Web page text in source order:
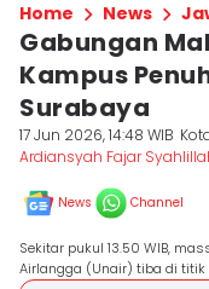
Home News
Gabungan
Kampus
Surabaya
17 Jun 2026, 14:48 WIB
Ardiansyah Fajar
News Channel
Sekitar pukul 13.50 WIB,
Airlangga (Unair) tiba di